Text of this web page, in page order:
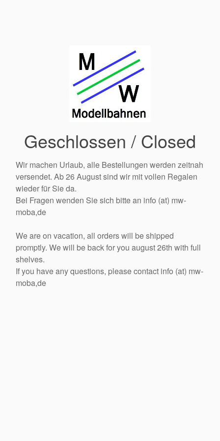
Geschlossen / Closed
Wir machen Urlaub, alle Bestellungen werden zeitnah
versendet. Ab 26 August sind wir mit vollen Regalen
wieder für Sie da.
Bei Fragen wenden Sie sich bitte an info (at) mw-
moba,de
We are on vacation, all orders will be shipped
promptly. We will be back for you august 26th with full
shelves.
If you have any questions, please contact info (at) mw-
moba,de